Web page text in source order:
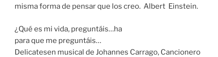
misma forma de pensar que los creo. Albert Einstein.
¿Qué es mi vida, preguntáis…ha
para que me preguntáis…
Delicatesen musical de Johannes Carrago, Cancionero